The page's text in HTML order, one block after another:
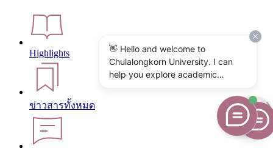
Highlights
ข่าวสารทั้งหมด
👋 Hello and welcome to
Chulalongkorn University. I can
help you explore academic